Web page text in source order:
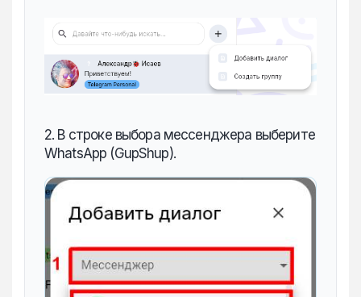
2. В строке выбора мессенджера выберите
WhatsApp (GupShup).